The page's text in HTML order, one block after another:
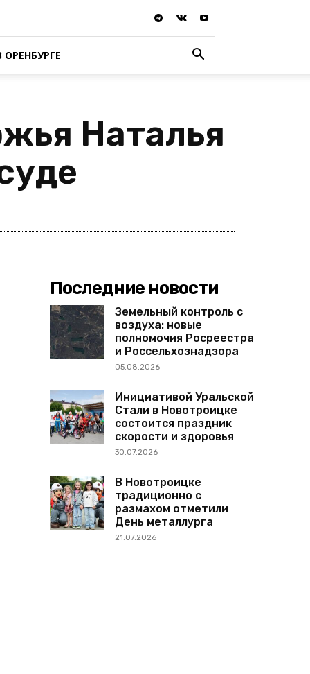
ОРЕНБУРГЕ
Наталья
Последние новости
Земельный контроль с
воздуха: новые
полномочия Росреестра
и Россельхознадзора
05.08.2026
Инициативой Уральской
Стали в Новотроицке
состоится праздник
скорости и здоровья
30.07.2026
В Новотроицке
традиционно с
размахом отметили
День металлурга
21.07.2026